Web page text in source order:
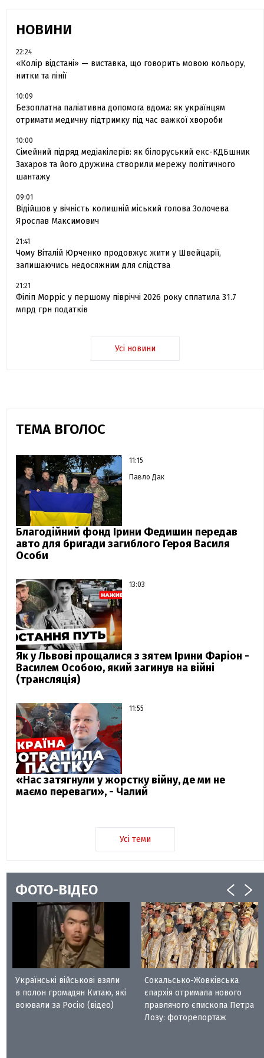
НОВИНИ
22:24
«Колір відстані» — виставка, що говорить мовою кольору,
нитки та лінії
10:09
Безоплатна паліативна допомога вдома: як українцям
отримати медичну підтримку під час важкої хвороби
10:00
Сімейний підряд медіакілерів: як білоруський екс-КДБшник
Захаров та його дружина створили мережу політичного
шантажу
09:01
Відійшов у вічність колишній міський голова Золочева
Ярослав Максимович
21:41
Чому Віталій Юрченко продовжує жити у Швейцарії,
залишаючись недосяжним для слідства
21:21
Філіп Морріс у першому півріччі 2026 року сплатила 31.7
млрд грн податків
Усі новини
ТЕМА ВГОЛОС
11:15
Павло Дак
Благодійний фонд Ірини Федишин передав
авто для бригади загиблого Героя Василя
Особи
13:03
Як у Львові прощалися з зятем Ірини Фаріон -
Василем Особою, який загинув на війні
(трансляція)
11:55
«Нас затягнули у жорстку війну, де ми не
маємо переваги», - Чалий
Усі теми
ФОТО-ВІДЕО
Українські військові взяли
в полон громадян Китаю, які
воювали за Росію (відео)
Сокальсько-Жовківська
єпархія отримала нового
правлячого єпископа Петра
Лозу: фоторепортаж